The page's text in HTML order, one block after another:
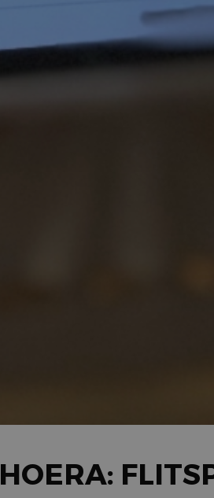
HOERA: